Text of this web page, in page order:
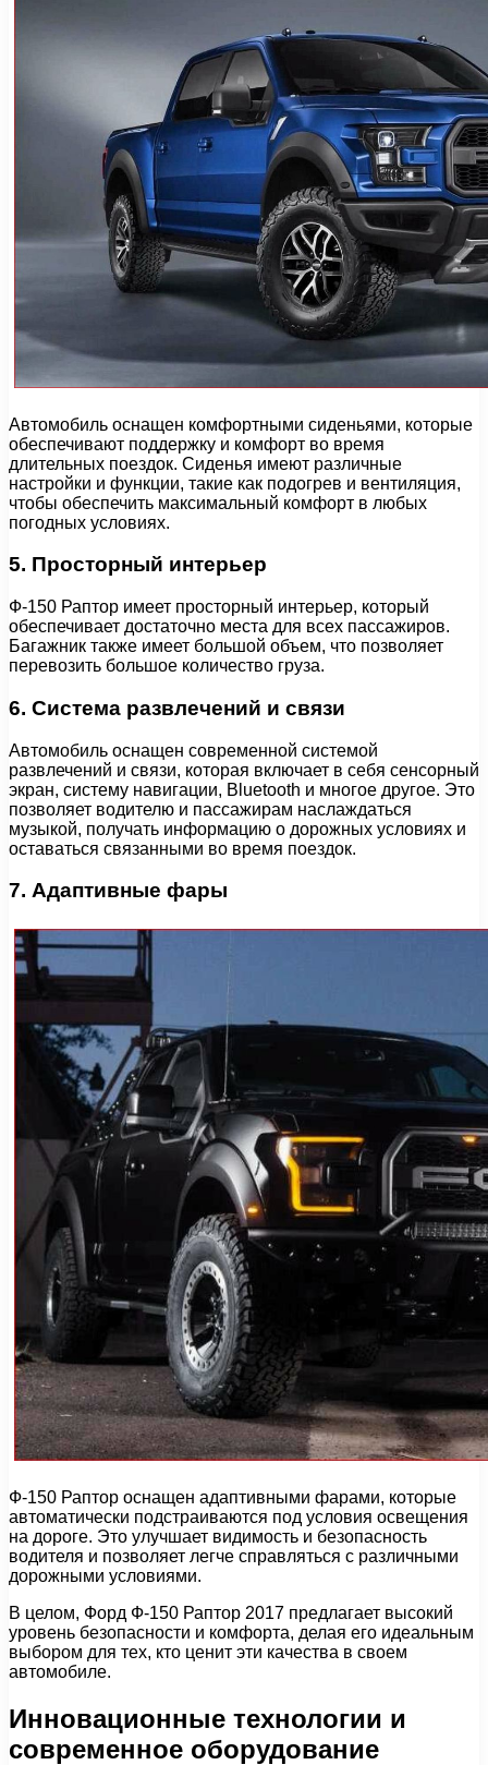
Автомобиль оснащен комфортными сиденьями, которые
обеспечивают поддержку и комфорт во время
длительных поездок. Сиденья имеют различные
настройки и функции, такие как подогрев и вентиляция,
чтобы обеспечить максимальный комфорт в любых
погодных условиях.
5. Просторный интерьер
Ф-150 Раптор имеет просторный интерьер, который
обеспечивает достаточно места для всех пассажиров.
Багажник также имеет большой объем, что позволяет
перевозить большое количество груза.
6. Система развлечений и связи
Автомобиль оснащен современной системой
развлечений и связи, которая включает в себя сенсорный
экран, систему навигации, Bluetooth и многое другое. Это
позволяет водителю и пассажирам наслаждаться
музыкой, получать информацию о дорожных условиях и
оставаться связанными во время поездок.
7. Адаптивные фары
Ф-150 Раптор оснащен адаптивными фарами, которые
автоматически подстраиваются под условия освещения
на дороге. Это улучшает видимость и безопасность
водителя и позволяет легче справляться с различными
дорожными условиями.
В целом, Форд Ф-150 Раптор 2017 предлагает высокий
уровень безопасности и комфорта, делая его идеальным
выбором для тех, кто ценит эти качества в своем
автомобиле.
Инновационные технологии и
современное оборудование